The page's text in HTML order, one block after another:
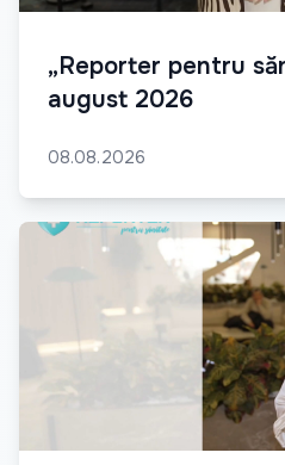
„Reporter pentru
august 2026
08.08.2026